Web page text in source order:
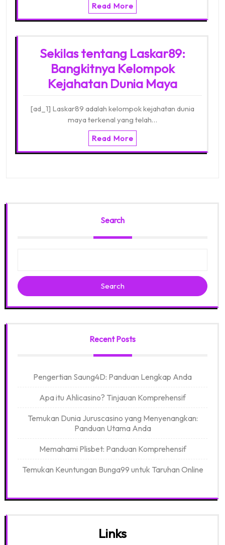
Read More
Sekilas tentang Laskar89:
Bangkitnya Kelompok
Kejahatan Dunia Maya
[ad_1] Laskar89 adalah kelompok kejahatan dunia
maya terkenal yang telah…
Read More
Search
Search
Recent Posts
Pengertian Saung4D: Panduan Lengkap Anda
Apa itu Ahlicasino? Tinjauan Komprehensif
Temukan Dunia Juruscasino yang Menyenangkan:
Panduan Utama Anda
Memahami Plisbet: Panduan Komprehensif
Temukan Keuntungan Bunga99 untuk Taruhan Online
Links